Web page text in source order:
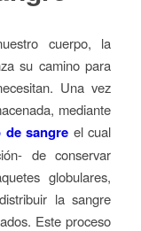
cuerpo, la
su camino para
Una vez
mediante
de sangre el cual
de conservar
globulares,
la sangre
Este proceso